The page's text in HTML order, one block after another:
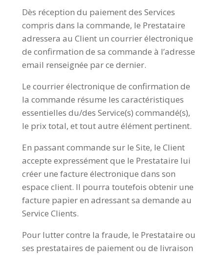
Dès réception du paiement des Services
compris dans la commande, le Prestataire
adressera au Client un courrier électronique
de confirmation de sa commande à l’adresse
email renseignée par ce dernier.
Le courrier électronique de confirmation de
la commande résume les caractéristiques
essentielles du/des Service(s) commandé(s),
le prix total, et tout autre élément pertinent.
En passant commande sur le Site, le Client
accepte expressément que le Prestataire lui
créer une facture électronique dans son
espace client. Il pourra toutefois obtenir une
facture papier en adressant sa demande au
Service Clients.
Pour lutter contre la fraude, le Prestataire ou
ses prestataires de paiement ou de livraison